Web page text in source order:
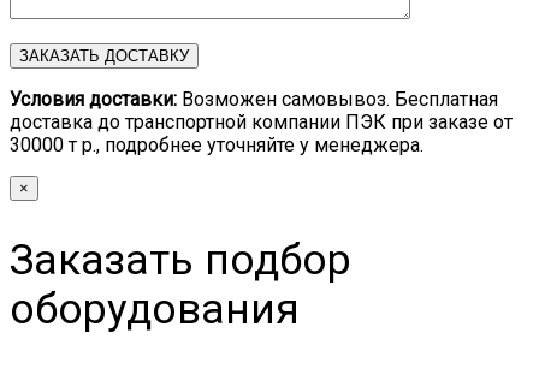
Условия доставки: Возможен самовывоз. Бесплатная
доставка до транспортной компании ПЭК при заказе от
30000 т р., подробнее уточняйте у менеджера.
×
Заказать подбор
оборудования